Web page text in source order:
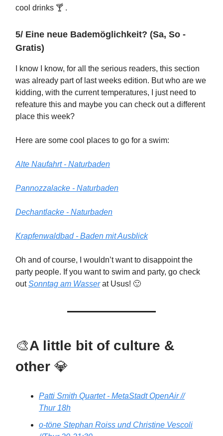
cool drinks 🍸️ .
5/ Eine neue Bademöglichkeit? (Sa, So -
Gratis)
I know I know, for all the serious readers, this section
was already part of last weeks edition. But who are we
kidding, with the current temperatures, I just need to
refeature this and maybe you can check out a different
place this week?
Here are some cool places to go for a swim:
Alte Naufahrt - Naturbaden
Pannozzalacke - Naturbaden
Dechantlacke - Naturbaden
Krapfenwaldbad - Baden mit Ausblick
Oh and of course, I wouldn’t want to disappoint the
party people. If you want to swim and party, go check
outSonntag am Wasserat Usus! 🙂
🎨A little bit of culture &
other 💎
Patti Smith Quartet - MetaStadt OpenAir //
Thur 18h
o-töne Stephan Roiss und Christine Vescoli